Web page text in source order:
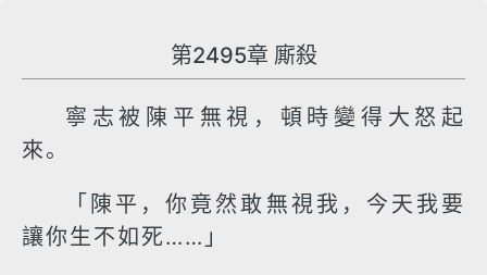
第2495章 廝殺
寧志被陳平無視，頓時變得大怒起
來。
「陳平，你竟然敢無視我，今天我要
讓你生不如死……」